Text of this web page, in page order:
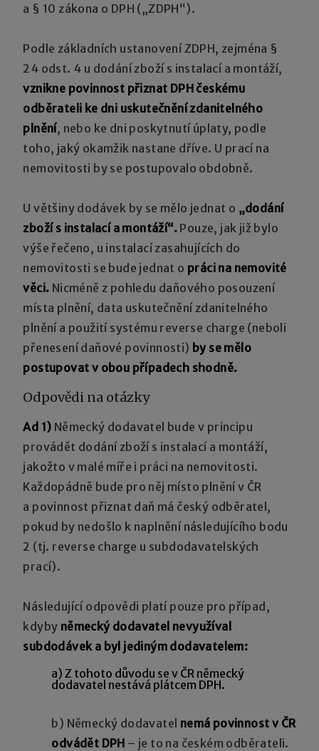
a § 10 zákona o DPH („ZDPH“).
Podle základních ustanovení ZDPH, zejména §
24 odst. 4 u dodání zboží s instalací a montáží,
vznikne povinnost přiznat DPH českému
odběrateli ke dni uskutečnění zdanitelného
plnění, nebo ke dni poskytnutí úplaty, podle
toho, jaký okamžik nastane dříve. U prací na
nemovitosti by se postupovalo obdobně.
U většiny dodávek by se mělo jednat o „dodání
zboží s instalací a montáží“. Pouze, jak již bylo
výše řečeno, u instalací zasahujících do
nemovitosti se bude jednat o práci na nemovité
věci. Nicméně z pohledu daňového posouzení
místa plnění, data uskutečnění zdanitelného
plnění a použití systému reverse charge (neboli
přenesení daňové povinnosti) by se mělo
postupovat v obou případech shodně.
Odpovědi na otázky
Ad 1) Německý dodavatel bude v principu
provádět dodání zboží s instalací a montáží,
jakožto v malé míře i práci na nemovitosti.
Každopádně bude pro něj místo plnění v ČR
a povinnost přiznat daň má český odběratel,
pokud by nedošlo k naplnění následujícího bodu
2 (tj. reverse charge u subdodavatelských
prací).
Následující odpovědi platí pouze pro případ,
kdyby německý dodavatel nevyužíval
subdodávek a byl jediným dodavatelem:
a) Z tohoto důvodu se v ČR německý
dodavatel nestává plátcem DPH.
b) Německý dodavatel nemá povinnost v ČR
odvádět DPH – je to na českém odběrateli.